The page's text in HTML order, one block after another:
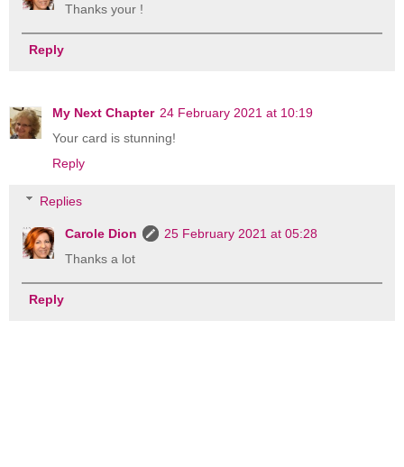
Thanks your !
Reply
My Next Chapter 24 February 2021 at 10:19
Your card is stunning!
Reply
Replies
Carole Dion
25 February 2021 at 05:28
Thanks a lot
Reply